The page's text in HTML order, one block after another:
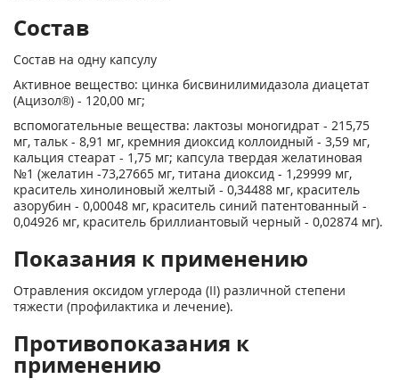
Состав
Состав на одну капсулу
Активное вещество: цинка бисвинилимидазола диацетат
(Ацизол®) - 120,00 мг;
вспомогательные вещества: лактозы моногидрат - 215,75
мг, тальк - 8,91 мг, кремния диоксид коллоидный - 3,59 мг,
кальция стеарат - 1,75 мг; капсула твердая желатиновая
№1 (желатин -73,27665 мг, титана диоксид - 1,29999 мг,
краситель хинолиновый желтый - 0,34488 мг, краситель
азорубин - 0,00048 мг, краситель синий патентованный -
0,04926 мг, краситель бриллиантовый черный - 0,02874 мг).
Показания к применению
Отравления оксидом углерода (II) различной степени
тяжести (профилактика и лечение).
Противопоказания к
применению